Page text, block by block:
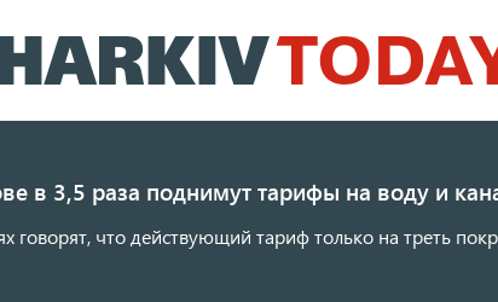
к
основному
в 3,5 раза поднимут тарифы на воду и
говорят, что действующий тариф только на треть